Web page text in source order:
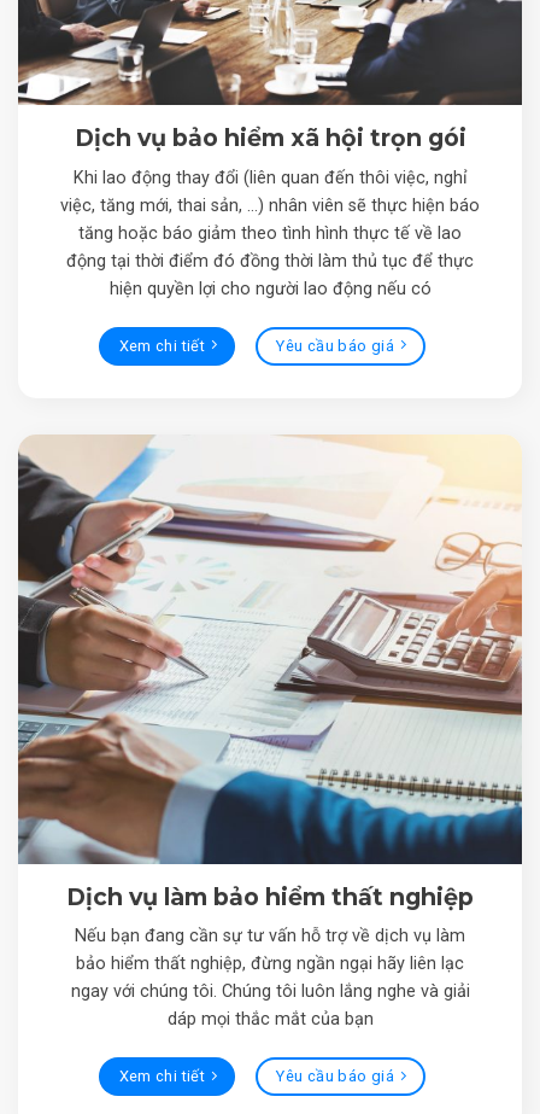
Dịch vụ bảo hiểm xã hội trọn gói
Khi lao động thay đổi (liên quan đến thôi việc, nghỉ
việc, tăng mới, thai sản, …) nhân viên sẽ thực hiện báo
tăng hoặc báo giảm theo tình hình thực tế về lao
động tại thời điểm đó đồng thời làm thủ tục để thực
hiện quyền lợi cho người lao động nếu có
Xem chi tiết Yêu cầu báo giá
Dịch vụ làm bảo hiểm thất nghiệp
Nếu bạn đang cần sự tư vấn hỗ trợ về dịch vụ làm
bảo hiểm thất nghiệp, đừng ngần ngại hãy liên lạc
ngay với chúng tôi. Chúng tôi luôn lắng nghe và giải
dáp mọi thắc mắt của bạn
Xem chi tiết Yêu cầu báo giá